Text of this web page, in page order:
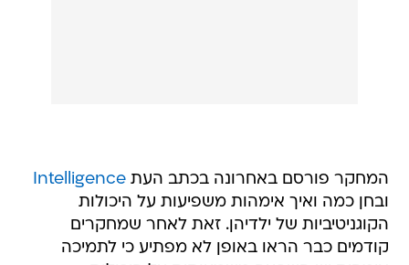
המחקר פורסם באחרונה בכתב העתIntelligence
ובחן כמה ואיך אימהות משפיעות על היכולות
הקוגניטיביות של ילדיהן. זאת לאחר שמחקרים
קודמים כבר הראו באופן לא מפתיע כי לתמיכה